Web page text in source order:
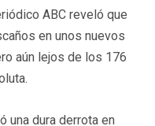
ABC reveló que
en unos nuevos
aún lejos de los 176
una dura derrota en